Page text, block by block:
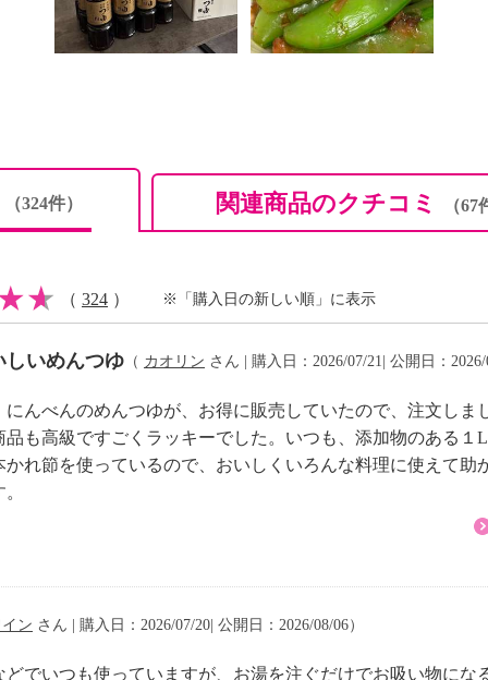
と差異がある場合が
とおりです
（324件） 関連商品のクチコミ （67
（ 324 ） ※「購入日の新しい順」に表示
しいめんつゆ （ カオリン さん | 購入日：2026/07/21| 公開日：
んべんのめんつゆが、お得に販売していたので、注文しま
も高級ですごくラッキーでした。いつも、添加物のある１
れ節を使っているので、おいしくいろんな料理に使えて助
イン さん | 購入日：2026/07/20| 公開日：2026/08/06）
でいつも使っていますが、お湯を注ぐだけでお吸い物に